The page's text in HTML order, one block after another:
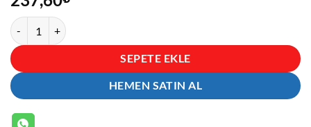
Aynısefa Sabunu 900 gr adet
SEPETE EKLE
HEMEN SATIN AL